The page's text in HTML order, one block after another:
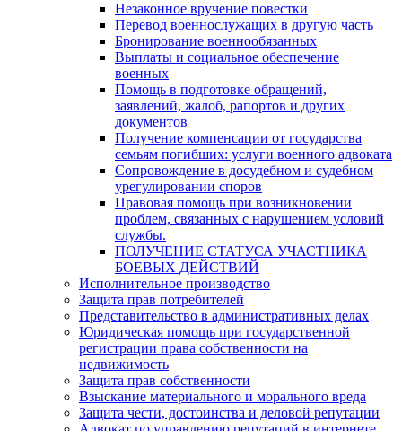
Незаконное вручение повестки
Перевод военнослужащих в другую часть
Бронирование военнообязанных
Выплаты и социальное обеспечение
военных
Помощь в подготовке обращений,
заявлений, жалоб, рапортов и других
документов
Получение компенсации от государства
семьям погибших: услуги военного адвоката
Сопровождение в досудебном и судебном
урегулировании споров
Правовая помощь при возникновении
проблем, связанных с нарушением условий
службы.
ПОЛУЧЕНИЕ СТАТУСА УЧАСТНИКА
БОЕВЫХ ДЕЙСТВИЙ
Исполнительное производство
Защита прав потребителей
Представительство в административных делах
Юридическая помощь при государственной
регистрации права собственности на
недвижимость
Защита прав собственности
Взыскание материального и морального вреда
Защита чести, достоинства и деловой репутации